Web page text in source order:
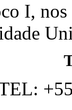
I,